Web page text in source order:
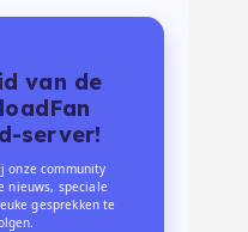
van de
server!
onze community
nieuws, speciale
gesprekken te